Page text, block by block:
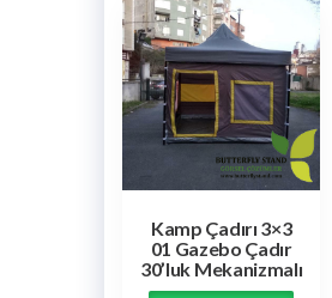
Kamp Çadırı 3×3
01 Gazebo Çadır
30’luk Mekanizmalı